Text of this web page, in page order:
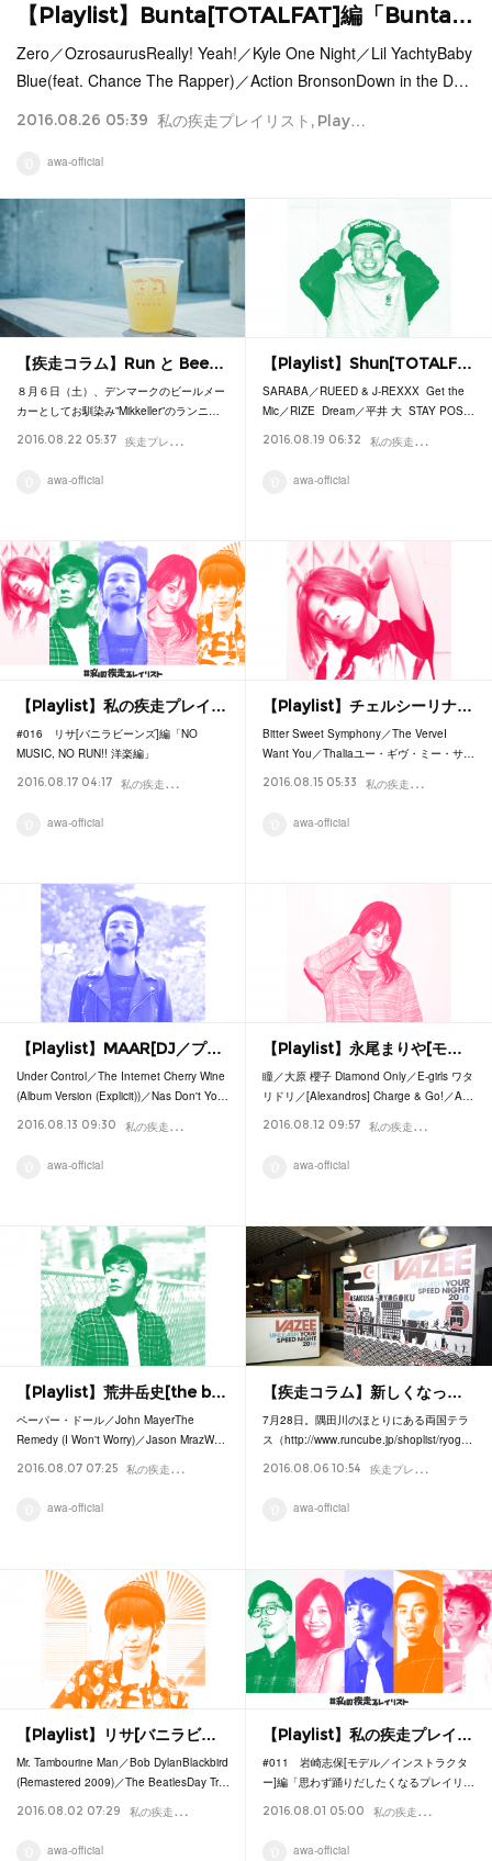
【Playlist】Bunta[TOTALFAT]編「Bunta…
Zero／OzrosaurusReally! Yeah!／Kyle One Night／Lil YachtyBaby
Blue(feat. Chance The Rapper)／Action BronsonDown in the D…
2016.08.26 05:39 私の疾走プレイリスト Playlist
awa-official
【疾走コラム】Run と Bee…
８月６日（土）、デンマークのビールメー
カーとしてお馴染み”Mikkeller”のランニ…
2016.08.22 05:37 疾
走プレイリスト Column
awa-official
【Playlist】Shun[TOTALF…
SARABA／RUEED & J-REXXX Get the
Mic／RIZE Dream／平井 大 STAY POS…
2016.08.19 06:32 私
の疾走プレイリスト
awa-official
【Playlist】私の疾走プレイ…
#016 リサ[バニラビーンズ]編「NO
MUSIC, NO RUN!! 洋楽編」
2016.08.17 04:17 私
の疾走プレイリスト 疾走プレイリスト Playlist
awa-official
【Playlist】チェルシーリナ…
Bitter Sweet Symphony／The VerveI
Want You／Thaliaユー・ギヴ・ミー・サ…
2016.08.15 05:33 私
の疾走プレイリスト
awa-official
【Playlist】MAAR[DJ／プ…
Under Control／The Internet Cherry Wine
(Album Version (Explicit))／Nas Don't Yo…
2016.08.13 09:30 私
の疾走プレイリスト Playlist
awa-official
【Playlist】永尾まりや[モ…
瞳／大原 櫻子 Diamond Only／E-girls ワタ
リドリ／[Alexandros] Charge & Go!／A…
2016.08.12 09:57 私
の疾走プレイリスト
awa-official
【Playlist】荒井岳史[the b…
ペーパー・ドール／John MayerThe
Remedy (I Won't Worry)／Jason MrazW…
2016.08.07 07:25 私
の疾走プレイリスト Playlist
awa-official
【疾走コラム】新しくなっ…
7月28日。隅田川のほとりにある両国テラ
ス（http://www.runcube.jp/shoplist/ryog…
2016.08.06 10:54 疾
走プレイリスト
awa-official
【Playlist】リサ[バニラビ…
Mr. Tambourine Man／Bob DylanBlackbird
(Remastered 2009)／The BeatlesDay Tr…
2016.08.02 07:29 私
の疾走プレイリスト Playlist
awa-official
【Playlist】私の疾走プレイ…
#011 岩崎志保[モデル／インストラクタ
ー]編「思わず踊りだしたくなるプレイリ…
2016.08.01 05:00 私
の疾走プレイリスト
awa-official